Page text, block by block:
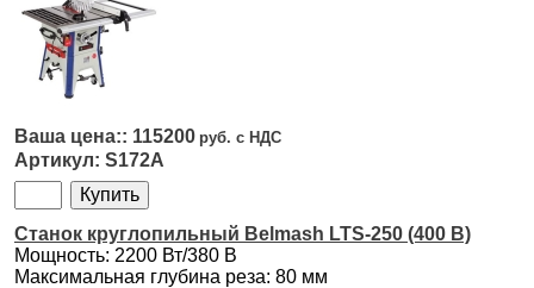
115200
S172A
Cтанок круглопильный Belmash LTS-250 (400 В)
Мощность: 2200 Вт/380 В
Максимальная глубина реза: 80 мм